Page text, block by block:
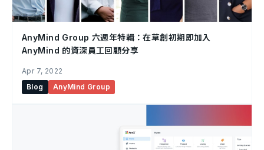
AnyMind Group 六週年特輯：在草創初期即加入
AnyMind 的資深員工回顧分享
Apr 7, 2022
Blog
AnyMind Group